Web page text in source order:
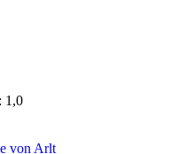
1,0
von Arlt